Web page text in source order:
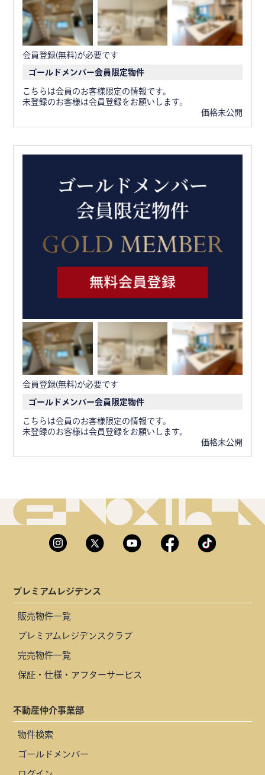
会員登録(無料)が必要です
ゴールドメンバー会員限定物件
こちらは会員のお客様限定の情報です。
未登録のお客様は会員登録をお願いします。
価格未公開
会員登録(無料)が必要です
ゴールドメンバー会員限定物件
こちらは会員のお客様限定の情報です。
未登録のお客様は会員登録をお願いします。
価格未公開
プレミアムレジデンス
販売物件一覧
プレミアムレジデンスクラブ
完売物件一覧
保証・仕様・アフターサービス
不動産仲介事業部
物件検索
ゴールドメンバー